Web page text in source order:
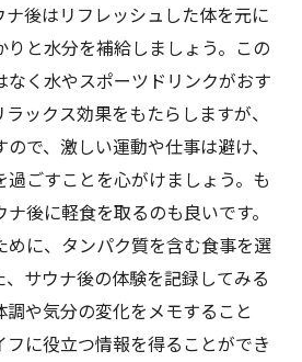
ナ後はリフレッシュした体を元に
りと水分を補給しましょう。この
なく水やスポーツドリンクがおす
ックス効果をもたらしますが、
で、激しい運動や仕事は避け、
過ごすことを心がけましょう。も
後に軽食を取るのも良いです。
めに、タンパク質を含む食事を選
サウナ後の体験を記録してみる
や気分の変化をメモすること
に役立つ情報を得ることができ